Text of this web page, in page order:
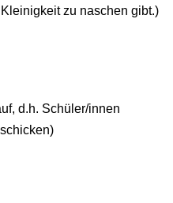
zu naschen gibt.)
d.h. Schüler/innen